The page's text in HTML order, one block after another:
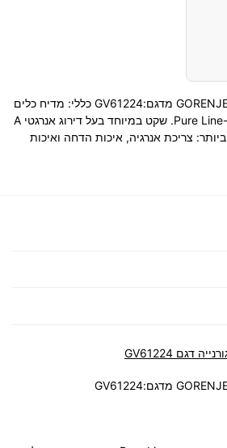
מדיח אינטגראלי 60 ס"מ GORENJE מדגם:GV61224 כללי: מדיח כלים
אינטגראלי מלא מסדרת ה-Pure Line. שקט במיוחד בעל דירוג אנרגטי A
צריכת אנרגיה, איכות הדחה ואיכות